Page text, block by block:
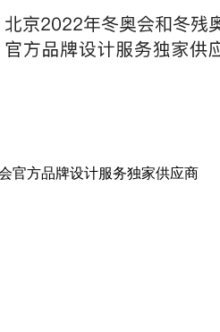
官方品牌设计服务独家供应商